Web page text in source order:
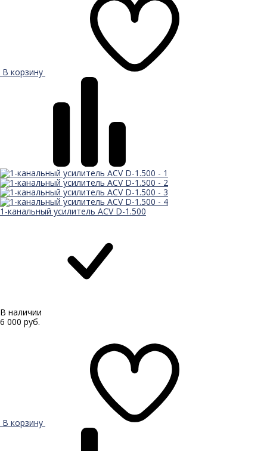
В корзину
1-канальный усилитель ACV D-1.500
В наличии
6 000 руб.
В корзину